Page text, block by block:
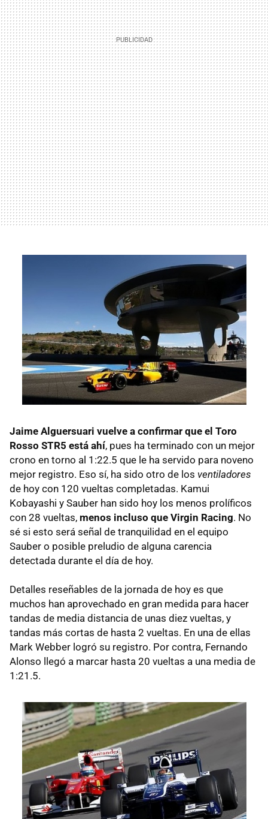
Jaime Alguersuari vuelve a confirmar que el Toro
Rosso STR5 está ahí, pues ha terminado con un mejor
crono en torno al 1:22.5 que le ha servido para noveno
mejor registro. Eso sí, ha sido otro de los ventiladores
de hoy con 120 vueltas completadas. Kamui
Kobayashi y Sauber han sido hoy los menos prolíficos
con 28 vueltas, menos incluso que Virgin Racing. No
sé si esto será señal de tranquilidad en el equipo
Sauber o posible preludio de alguna carencia
detectada durante el día de hoy.
Detalles reseñables de la jornada de hoy es que
muchos han aprovechado en gran medida para hacer
tandas de media distancia de unas diez vueltas, y
tandas más cortas de hasta 2 vueltas. En una de ellas
Mark Webber logró su registro. Por contra, Fernando
Alonso llegó a marcar hasta 20 vueltas a una media de
1:21.5.